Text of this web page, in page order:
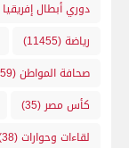
دوري أبطال إفريقيا
رياضة(11455)
صحافة المواطن(559)
كأس مصر (35)
لقاءات وحوارات(38)